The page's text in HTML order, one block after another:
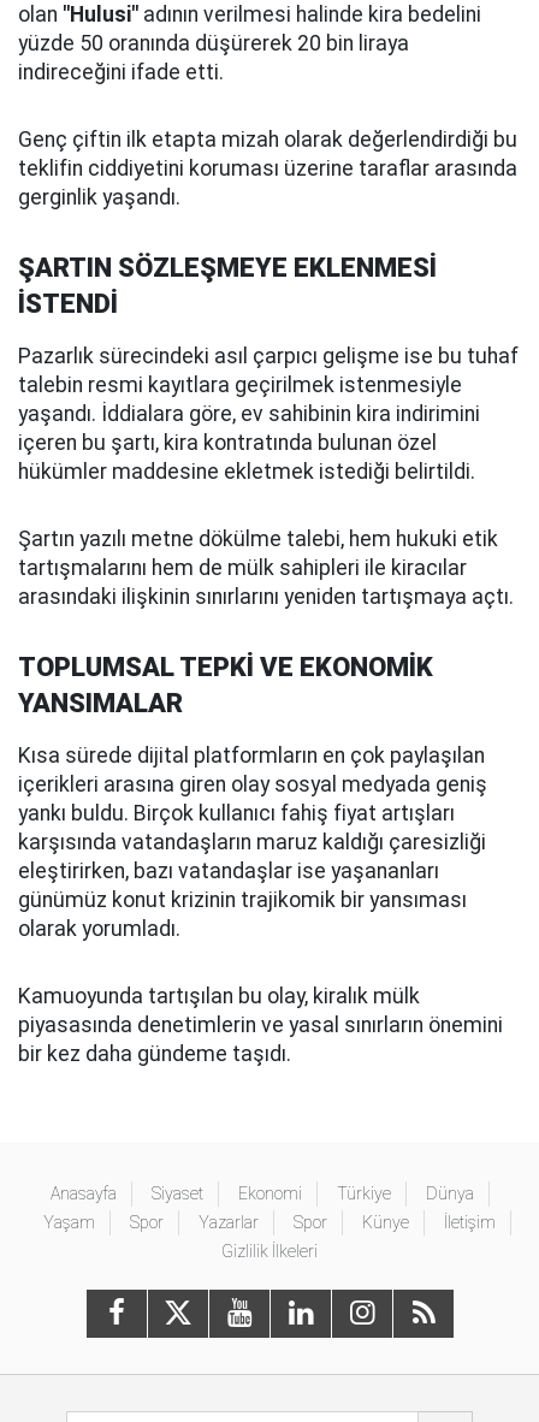
olan "Hulusi" adının verilmesi halinde kira bedelini
yüzde 50 oranında düşürerek 20 bin liraya
indireceğini ifade etti.
Genç çiftin ilk etapta mizah olarak değerlendirdiği bu
teklifin ciddiyetini koruması üzerine taraflar arasında
gerginlik yaşandı.
ŞARTIN SÖZLEŞMEYE EKLENMESİ
İSTENDİ
Pazarlık sürecindeki asıl çarpıcı gelişme ise bu tuhaf
talebin resmi kayıtlara geçirilmek istenmesiyle
yaşandı. İddialara göre, ev sahibinin kira indirimini
içeren bu şartı, kira kontratında bulunan özel
hükümler maddesine ekletmek istediği belirtildi.
Şartın yazılı metne dökülme talebi, hem hukuki etik
tartışmalarını hem de mülk sahipleri ile kiracılar
arasındaki ilişkinin sınırlarını yeniden tartışmaya açtı.
TOPLUMSAL TEPKİ VE EKONOMİK
YANSIMALAR
Kısa sürede dijital platformların en çok paylaşılan
içerikleri arasına giren olay sosyal medyada geniş
yankı buldu. Birçok kullanıcı fahiş fiyat artışları
karşısında vatandaşların maruz kaldığı çaresizliği
eleştirirken, bazı vatandaşlar ise yaşananları
günümüz konut krizinin trajikomik bir yansıması
olarak yorumladı.
Kamuoyunda tartışılan bu olay, kiralık mülk
piyasasında denetimlerin ve yasal sınırların önemini
bir kez daha gündeme taşıdı.
Anasayfa Siyaset Ekonomi Türkiye
Dünya
Yaşam
Spor Yazarlar Spor Künye
İletişim
Gizlilik İlkeleri